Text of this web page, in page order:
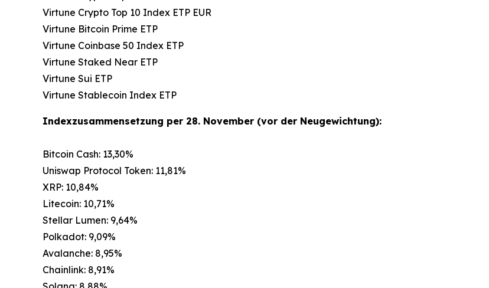
Virtune Crypto Top 10 Index ETP EUR
Virtune Bitcoin Prime ETP
Virtune Coinbase 50 Index ETP
Virtune Staked Near ETP
Virtune Sui ETP
Virtune Stablecoin Index ETP
Indexzusammensetzung per 28. November (vor der Neugewichtung):
Bitcoin Cash: 13,30%
Uniswap Protocol Token: 11,81%
XRP: 10,84%
Litecoin: 10,71%
Stellar Lumen: 9,64%
Polkadot: 9,09%
Avalanche: 8,95%
Chainlink: 8,91%